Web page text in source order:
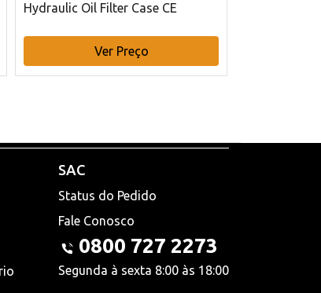
Hydraulic Oil Filter Case CE
Ver Preço
SAC
Status do Pedido
Fale Conosco
0800 727 2273
Segunda à sexta 8:00 às 18:00